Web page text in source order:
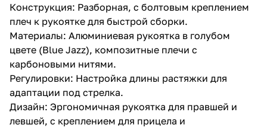
Конструкция: Разборная, с болтовым креплением
плеч к рукоятке для быстрой сборки.
Материалы: Алюминиевая рукоятка в голубом
цвете (Blue Jazz), композитные плечи с
карбоновыми нитями.
Регулировки: Настройка длины растяжки для
адаптации под стрелка.
Дизайн: Эргономичная рукоятка для правшей и
левшей, с креплением для прицела и